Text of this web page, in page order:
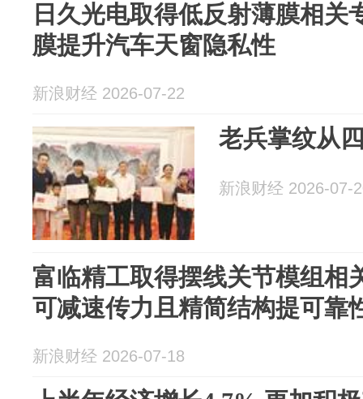
日久光电取得低反射薄膜相关
膜提升汽车天窗隐私性
新浪财经 2026-07-22
老兵掌纹从
新浪财经 2026-07-
富临精工取得摆线关节模组相
可减速传力且精简结构提可靠
新浪财经 2026-07-18